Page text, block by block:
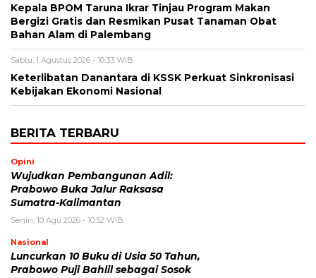
Kepala BPOM Taruna Ikrar Tinjau Program Makan
Bergizi Gratis dan Resmikan Pusat Tanaman Obat
Bahan Alam di Palembang
Sabtu, 1 Agustus 2026 - 10:33 WIB
Keterlibatan Danantara di KSSK Perkuat Sinkronisasi
Kebijakan Ekonomi Nasional
BERITA TERBARU
Opini
Wujudkan Pembangunan Adil:
Prabowo Buka Jalur Raksasa
Sumatra-Kalimantan
Senin, 10 Agu 2026 - 10:52 WIB
Nasional
Luncurkan 10 Buku di Usia 50 Tahun,
Prabowo Puji Bahlil sebagai Sosok